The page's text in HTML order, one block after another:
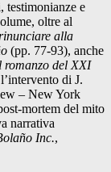
testimonianze e
oltre al
alla
(pp. 77-93), anche
romanzo del XXI
di J.
– New York
mortem del mito
narrativa
Inc.,